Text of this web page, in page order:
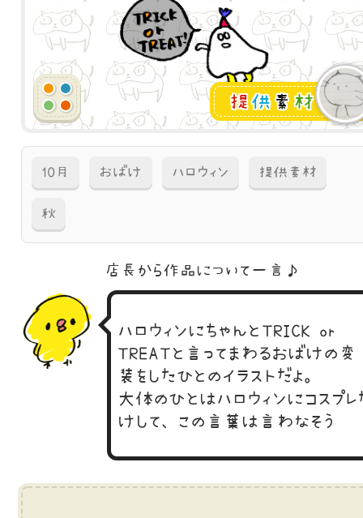
提供素材
10月 おばけ ハロウィン 提供素材
秋
店長から作品に ついて一言♪
ハロウィンにちゃんとTRICK or
TREATと言ってまわるおばけの変
装をしたひとのイラストだよ。
大体のひとはハロウィンにコスプレ
けして、この言葉は言わなそう